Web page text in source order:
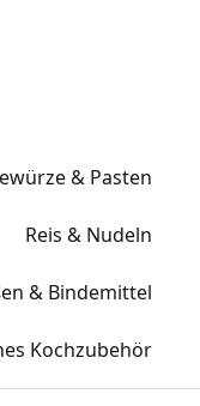
& Pasten
Reis & Nudeln
& Bindemittel
Kochzubehör